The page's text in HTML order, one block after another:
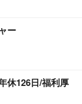
ー
休126日/福利厚